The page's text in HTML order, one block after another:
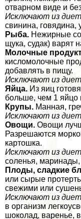
отварном виде и
Исключают из
свинина, говядина,
Рыба. Нежирные
щука, судак) варят
Молочные
кисломолочные
добавлять в пищу.
Исключают из
Яйца. Из яиц
больше, чем 1 яйцо
Крупы. Манная,
Исключают из
Овощи. Овощи
Разрешаются
картошка.
Исключают из
соленья, маринады,
Плоды, сладкие
или сырые
свежими или
Исключают из
в организм
шоколад, варенье,